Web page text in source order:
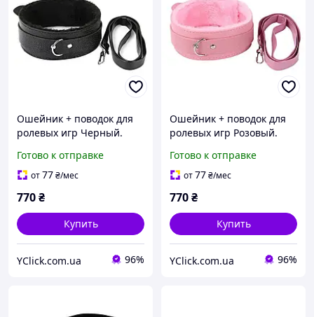
Ошейник + поводок для
ролевых игр Черный.
игрушки, BDSM, БДСМ,
фетиш SAD-1
Готово к отправке
от77₴/мес
770₴
Купить
YClick.com.ua 96%
Ошейник + поводок для
ролевых игр Розовый.
игрушки, BDSM, БДСМ,
фетиш SAD-3
Готово к отправке
от77₴/мес
770₴
Купить
YClick.com.ua 96%